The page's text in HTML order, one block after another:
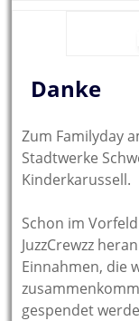
Danke
Zum Familyday
Stadtwerke
Kinderkarussell.
Schon im
JuzzCrewzz
Einnahmen, die
gespendet